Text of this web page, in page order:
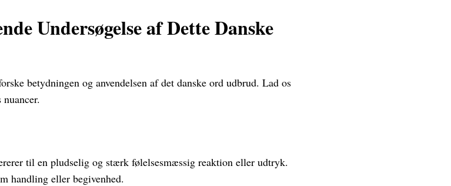
Undersøgelse af Dette Danske
betydningen og anvendelsen af det danske ord udbrud. Lad os
til en pludselig og stærk følelsesmæssig reaktion eller udtryk.
handling eller begivenhed.